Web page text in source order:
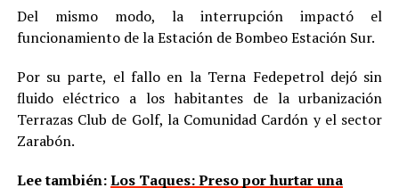
Del mismo modo, la interrupción impactó el
funcionamiento de la Estación de Bombeo Estación Sur.
Por su parte, el fallo en la Terna Fedepetrol dejó sin
fluido eléctrico a los habitantes de la urbanización
Terrazas Club de Golf, la Comunidad Cardón y el sector
Zarabón.
Lee también:Los Taques: Preso por hurtar una